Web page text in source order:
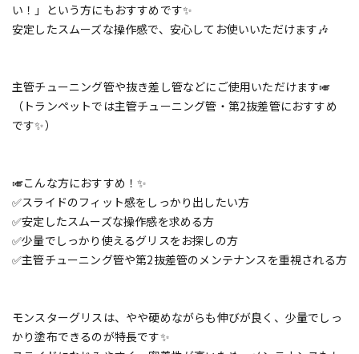
い！」という方にもおすすめです✨
安定したスムーズな操作感で、安心してお使いいただけます🎶
主管チューニング管や抜き差し管などにご使用いただけます🎺
（トランペットでは主管チューニング管・第2抜差管におすすめ
です✨）
🎺こんな方におすすめ！✨
✅スライドのフィット感をしっかり出したい方
✅安定したスムーズな操作感を求める方
✅少量でしっかり使えるグリスをお探しの方
✅主管チューニング管や第2抜差管のメンテナンスを重視される方
モンスターグリスは、やや硬めながらも伸びが良く、少量でしっ
かり塗布できるのが特長です✨